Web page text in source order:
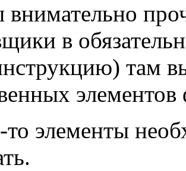
внимательно
в
там
то элементы